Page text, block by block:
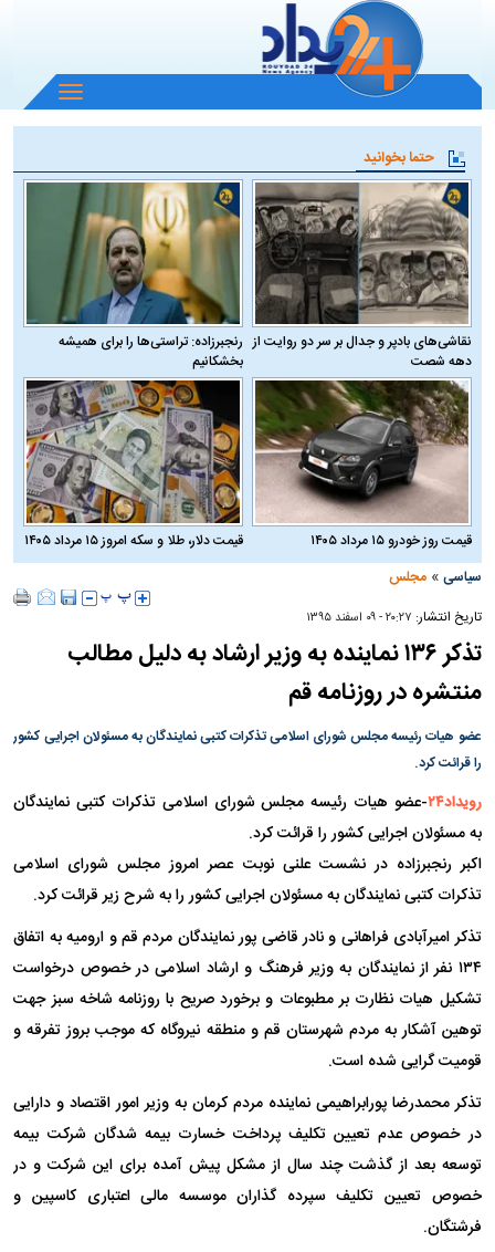
باز
و
منو
حتما بخوانید
نقاشی‌های بادپر و جدال بر سر دو روایت از
دهه شصت
رنجبرزاده: تراستی‌ها را برای همیشه
بخشکانیم
قیمت روز خودرو ۱۵ مرداد ۱۴۰۵
قیمت دلار، طلا و سکه امروز ۱۵ مرداد ۱۴۰۵
سیاسی »مجلس
تاریخ انتشار: ۲۰:۲۷ - ۰۹ اسفند ۱۳۹۵
تذکر ۱۳۶ نماینده به وزیر ارشاد به دلیل مطالب
منتشره در روزنامه قم
عضو هیات رئیسه مجلس شورای اسلامی تذکرات کتبی نمایندگان به مسئولان اجرایی کشور
را قرائت کرد.
رویداد۲۴ -عضو هیات رئیسه مجلس شورای اسلامی تذکرات کتبی نمایندگان
به مسئولان اجرایی کشور را قرائت کرد.
اکبر رنجبرزاده در نشست علنی نوبت عصر امروز مجلس شورای اسلامی
تذکرات کتبی نمایندگان به مسئولان اجرایی کشور را به شرح زیر قرائت کرد.
تذکر امیرآبادی فراهانی و نادر قاضی پور نمایندگان مردم قم و ارومیه به اتفاق
۱۳۴ نفر از نمایندگان به وزیر فرهنگ و ارشاد اسلامی در خصوص درخواست
تشکیل هیات نظارت بر مطبوعات و برخورد صریح با روزنامه شاخه سبز جهت
توهین آشکار به مردم شهرستان قم و منطقه نیروگاه که موجب بروز تفرقه و
قومیت گرایی شده است.
تذکر محمدرضا پورابراهیمی نماینده مردم کرمان به وزیر امور اقتصاد و دارایی
در خصوص عدم تعیین تکلیف پرداخت خسارت بیمه شدگان شرکت بیمه
توسعه بعد از گذشت چند سال از مشکل پیش آمده برای این شرکت و در
خصوص تعیین تکلیف سپرده گذاران موسسه مالی اعتباری کاسپین و
فرشتگان.